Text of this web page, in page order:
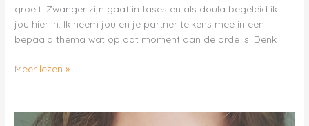
groeit. Zwanger zijn gaat in fases en als doula begeleid ik
jou hier in. Ik neem jou en je partner telkens mee in een
bepaald thema wat op dat moment aan de orde is. Denk
Meer lezen »
Robin